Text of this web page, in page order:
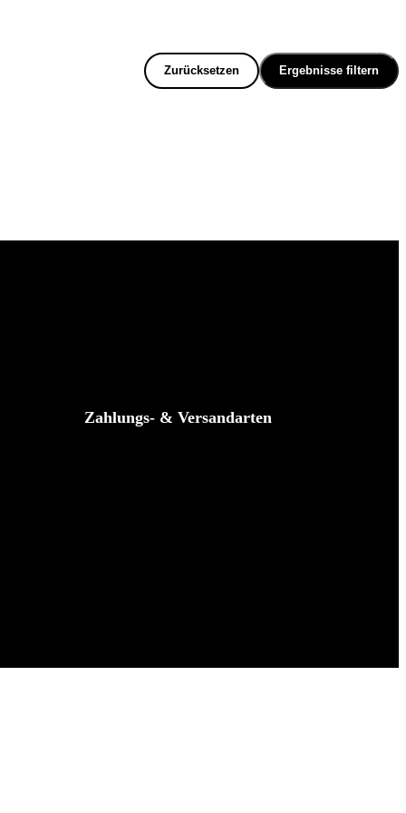
Zurücksetzen Ergebnisse filtern
Zahlungs- & Versandarten